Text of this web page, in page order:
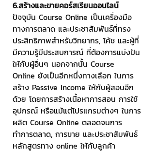
6.สร้างและขายคอร์สเรียนออนไลน์
ปัจจุบัน Course Online เป็นเครื่องมือ
ทางการตลาด และประชาสัมพันธ์ที่ทรง
ประสิทธิภาพสำหรับวิทยากร, โค้ช และผู้ที่
มีความรู้มีประสบการณ์ ที่ต้องการแบ่งปัน
ให้กับผู้อื่นๆ นอกจากนั้น Course
Online ยังเป็นอีกหนึ่งทางเลือก ในการ
สร้าง Passive Income ให้กับผู้สอนอีก
ด้วย โดยการสร้างเนื้อหาการสอน การใช้
อุปกรณ์ หรือแม้แต่โปรแกรมต่างๆ ในการ
ผลิต Course Online ตลอดจนการ
ทำการตลาด, การขาย และประชาสัมพันธ์
หลักสูตรทาง online ให้กับลูกค้า